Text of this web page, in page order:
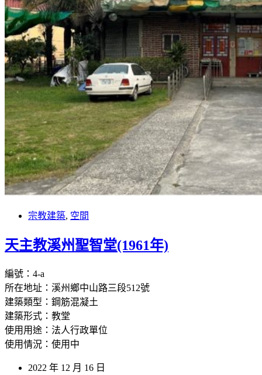
宗教建築, 空間
天主教溪州聖智堂(1961年)
編號：4-a
所在地址：溪州鄉中山路三段512號
建築類型：鋼筋混凝土
建築形式：教堂
使用用途：法人行政單位
使用情況：使用中
2022 年 12 月 16 日